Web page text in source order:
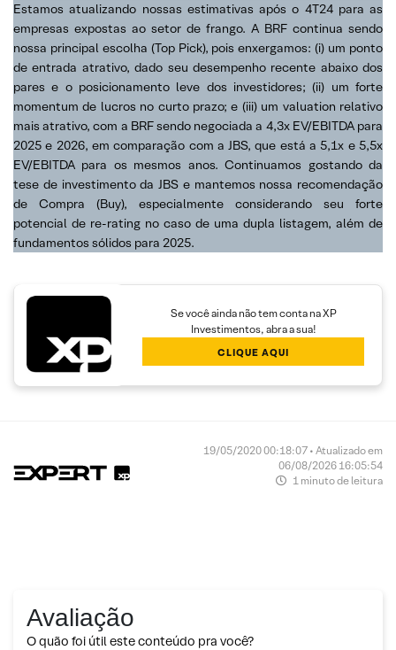
Estamos atualizando nossas estimativas após o 4T24 para as
empresas expostas ao setor de frango. A BRF continua sendo
nossa principal escolha (Top Pick), pois enxergamos: (i) um ponto
de entrada atrativo, dado seu desempenho recente abaixo dos
pares e o posicionamento leve dos investidores; (ii) um forte
momentum de lucros no curto prazo; e (iii) um valuation relativo
mais atrativo, com a BRF sendo negociada a 4,3x EV/EBITDA para
2025 e 2026, em comparação com a JBS, que está a 5,1x e 5,5x
EV/EBITDA para os mesmos anos. Continuamos gostando da
tese de investimento da JBS e mantemos nossa recomendação
de Compra (Buy), especialmente considerando seu forte
potencial de re-rating no caso de uma dupla listagem, além de
fundamentos sólidos para 2025.
Se você ainda não tem conta na XP
Investimentos, abra a sua!
CLIQUE AQUI
19/05/2020 00:18:07 • Atualizado em
06/08/2026 16:05:54
1 minuto de leitura
Avaliação
O quão foi útil este conteúdo pra você?